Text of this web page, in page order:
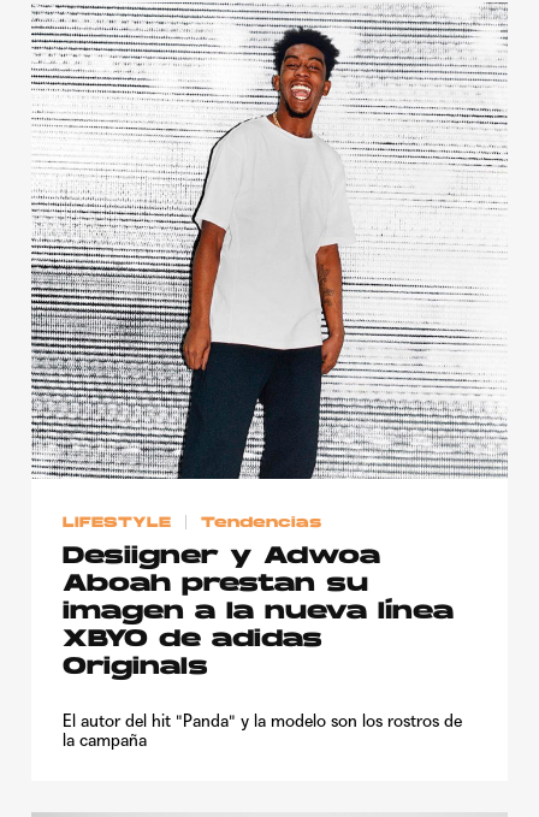
LIFESTYLE Tendencias
Desiigner y Adwoa
Aboah prestan su
imagen a la nueva línea
XBYO de adidas
Originals
El autor del hit "Panda" y la modelo son los rostros de
la campaña